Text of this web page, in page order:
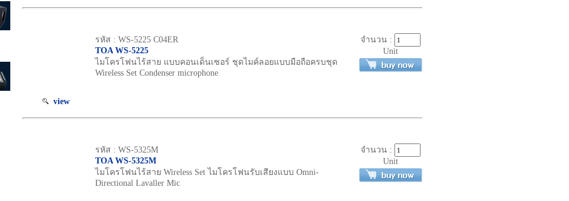
view
รหัส : WS-5225 C04ER
TOA WS-5225
ไมโครโฟนไร้สาย แบบคอนเด็นเซอร์ ชุดไมค์ลอยแบบมือถือครบชุด
Wireless Set Condenser microphone
จำนวน :
Unit
รหัส : WS-5325M
TOA WS-5325M
ไมโครโฟนไร้สาย Wireless Set ไมโครโฟนรับเสียงแบบ Omni-
Directional Lavaller Mic
จำนวน :
Unit